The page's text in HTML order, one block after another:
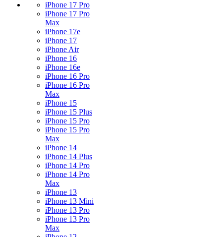
iPhone 17 Pro
iPhone 17 Pro
Max
iPhone 17e
iPhone 17
iPhone Air
iPhone 16
iPhone 16e
iPhone 16 Pro
iPhone 16 Pro
Max
iPhone 15
iPhone 15 Plus
iPhone 15 Pro
iPhone 15 Pro
Max
iPhone 14
iPhone 14 Plus
iPhone 14 Pro
iPhone 14 Pro
Max
iPhone 13
iPhone 13 Mini
iPhone 13 Pro
iPhone 13 Pro
Max